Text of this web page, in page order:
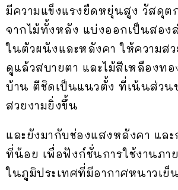
มีความแข็งแรงยืดหยุ่นสูง วัสดุต
จากไม้ทั้งหลัง แบ่งออกเป็นสอง
ในตัวผนังและหลังคา ให้ความส
ดูแล้วสบายตา และไม้สีเหลืองท
บ้าน ตีชิดเป็นแนวตั้ง ที่เน้นส่วน
สวยงามยิ่งขึ้น
และยังมากับช่องแสงหลังคา และ
ที่น้อย เพื่อฟังก์ชั่นการใช้งานภา
ในภูมิประเทศที่มีอากาศหนาวเย็